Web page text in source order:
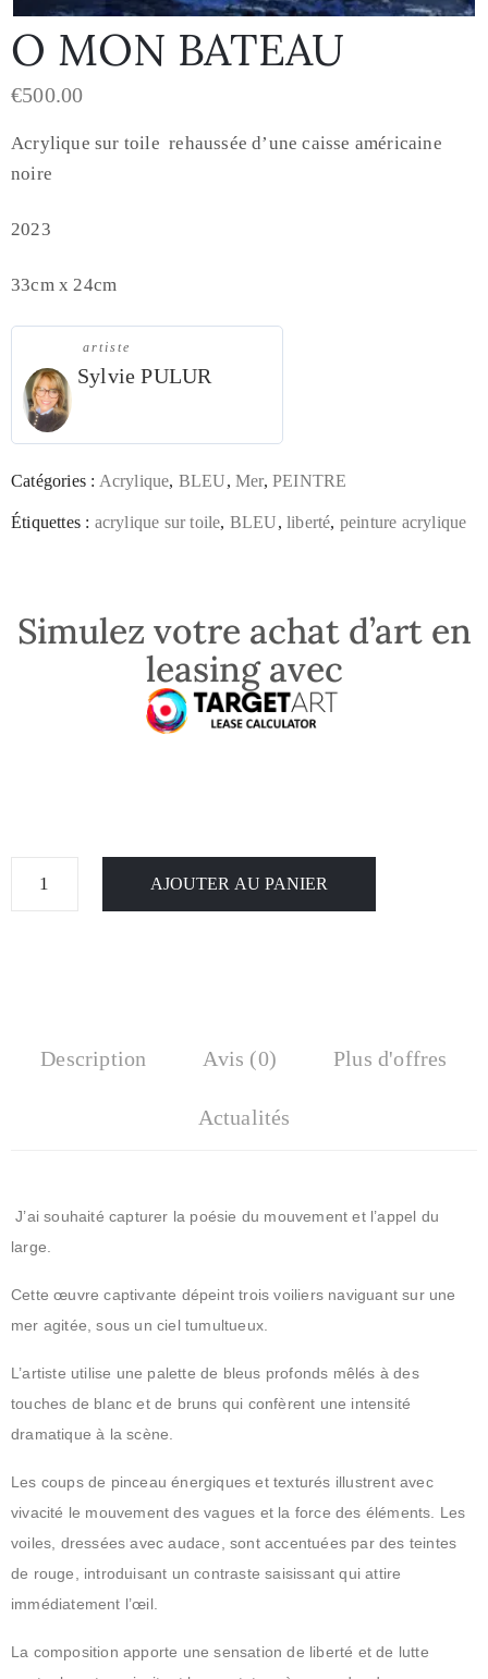
O MON BATEAU
€500.00
Acrylique sur toile rehaussée d’une caisse américaine
noire
2023
33cm x 24cm
artiste
Sylvie PULUR
Catégories : Acrylique, BLEU,Mer,PEINTRE
Étiquettes : acrylique sur toile, BLEU,liberté, peinture acrylique
Simulez votre achat d’art en
leasing avec
AJOUTER AU PANIER
Description Avis (0) Plus d'offres
Actualités
J’ai souhaité capturer la poésie du mouvement et l’appel du
large.
Cette œuvre captivante dépeint trois voiliers naviguant sur une
mer agitée, sous un ciel tumultueux.
L’artiste utilise une palette de bleus profonds mêlés à des
touches de blanc et de bruns qui confèrent une intensité
dramatique à la scène.
Les coups de pinceau énergiques et texturés illustrent avec
vivacité le mouvement des vagues et la force des éléments. Les
voiles, dressées avec audace, sont accentuées par des teintes
de rouge, introduisant un contraste saisissant qui attire
immédiatement l’œil.
La composition apporte une sensation de liberté et de lutte